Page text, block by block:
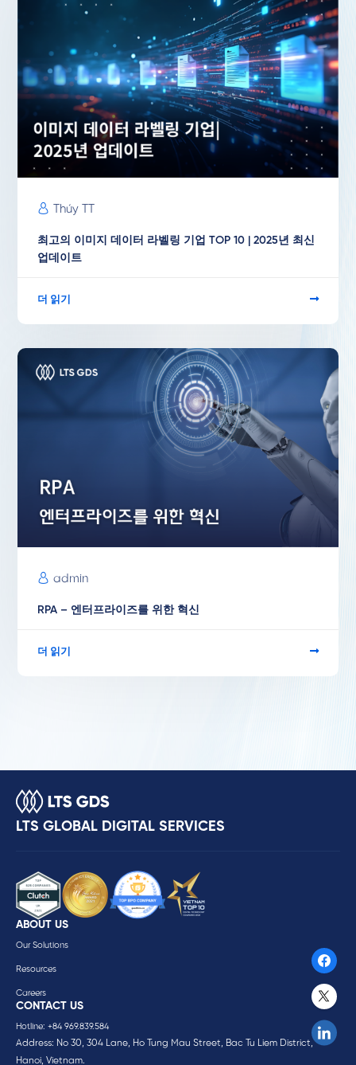
Thúy TT
최고의 이미지 데이터 라벨링 기업 TOP 10 | 2025년 최신
업데이트
더 읽기
admin
RPA – 엔터프라이즈를 위한 혁신
더 읽기
LTS GLOBAL DIGITAL SERVICES
CONTACT US
Hotline: +84 969.839.584
Address: No 30, 304 Lane, Ho Tung Mau Street, Bac Tu Liem District,
Hanoi, Vietnam.
ABOUT US
Our Solutions
Resources
Careers